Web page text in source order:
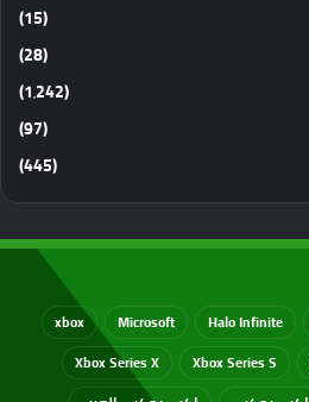
(15)
(28)
(1٬242)
(97)
(445)
Halo Infinite
Microsoft
xbox
Xbox Series S
Xbox Series X